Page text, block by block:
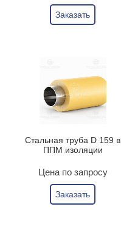
Заказать
Стальная труба D 159 в
ППМ изоляции
Цена по запросу
Заказать